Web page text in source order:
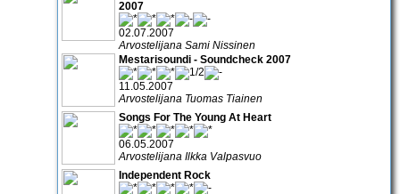
2007
02.07.2007
Arvostelijana Sami Nissinen
Mestarisoundi - Soundcheck 2007
11.05.2007
Arvostelijana Tuomas Tiainen
Songs For The Young At Heart
06.05.2007
Arvostelijana Ilkka Valpasvuo
Independent Rock